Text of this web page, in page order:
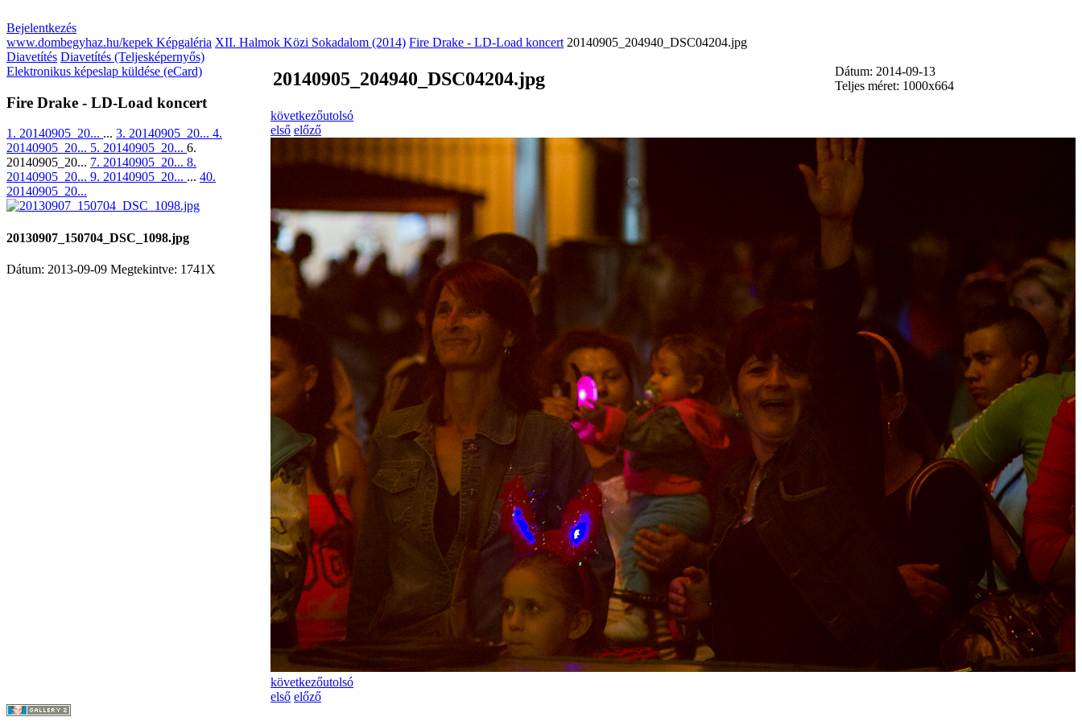
Bejelentkezés
www.dombegyhaz.hu/kepek Képgaléria XII. Halmok Közi Sokadalom (2014) Fire Drake - LD-Load koncert 20140905_204940_DSC04204.jpg
Diavetítés Diavetítés (Teljesképernyős)
Elektronikus képeslap küldése (eCard)
Fire Drake - LD-Load koncert
1. 20140905_20... ... 3. 20140905_20... 4.
20140905_20... 5. 20140905_20... 6.
20140905_20... 7. 20140905_20... 8.
20140905_20... 9. 20140905_20... ... 40.
20140905_20...
20130907_150704_DSC_1098.jpg
Dátum: 2013-09-09 Megtekintve: 1741X
20140905_204940_DSC04204.jpg
Dátum: 2014-09-13
Teljes méret: 1000x664
következőutolsó
első előző
következőutolsó
első előző